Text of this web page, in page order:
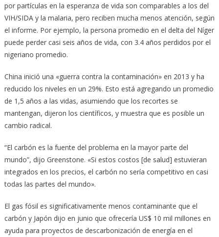
por partículas en la esperanza de vida son comparables a los del
VIH/SIDA y la malaria, pero reciben mucha menos atención, según
el informe. Por ejemplo, la persona promedio en el delta del Níger
puede perder casi seis años de vida, con 3.4 años perdidos por el
nigeriano promedio.
China inició una «guerra contra la contaminación» en 2013 y ha
reducido los niveles en un 29%. Esto está agregando un promedio
de 1,5 años a las vidas, asumiendo que los recortes se
mantengan, dijeron los científicos, y muestra que es posible un
cambio radical.
“El carbón es la fuente del problema en la mayor parte del
mundo”, dijo Greenstone. «Si estos costos [de salud] estuvieran
integrados en los precios, el carbón no sería competitivo en casi
todas las partes del mundo».
El gas fósil es significativamente menos contaminante que el
carbón y Japón dijo en junio que ofrecería US$ 10 mil millones en
ayuda para proyectos de descarbonización de energía en el